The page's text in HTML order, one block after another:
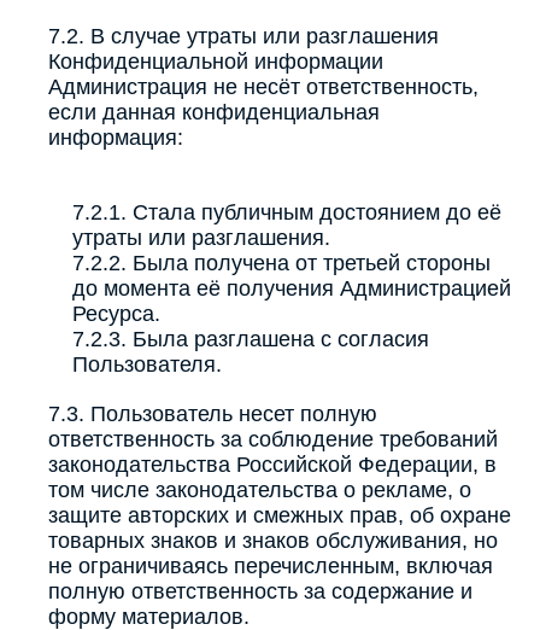
7.2. В случае утраты или разглашения
Конфиденциальной информации
Администрация не несёт ответственность,
если данная конфиденциальная
информация:
7.2.1. Стала публичным достоянием до её
утраты или разглашения.
7.2.2. Была получена от третьей стороны
до момента её получения Администрацией
Ресурса.
7.2.3. Была разглашена с согласия
Пользователя.
7.3. Пользователь несет полную
ответственность за соблюдение требований
законодательства Российской Федерации, в
том числе законодательства о рекламе, о
защите авторских и смежных прав, об охране
товарных знаков и знаков обслуживания, но
не ограничиваясь перечисленным, включая
полную ответственность за содержание и
форму материалов.